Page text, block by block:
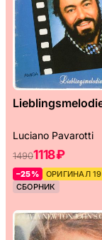
Luciano Pavarotti
14901118 ₽
–25%
ОРИГИНАЛ
СБОРНИК